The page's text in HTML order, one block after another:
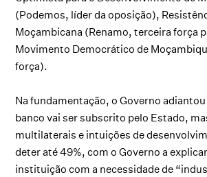
(Podemos, líder da oposição),
Moçambicana (Renamo, terceira força
Movimento Democrático de
força).
Na fundamentação, o Governo
banco vai ser subscrito pelo Estado,
multilaterais e intuições de
deter até 49%, com o Governo a
instituição com a necessidade de